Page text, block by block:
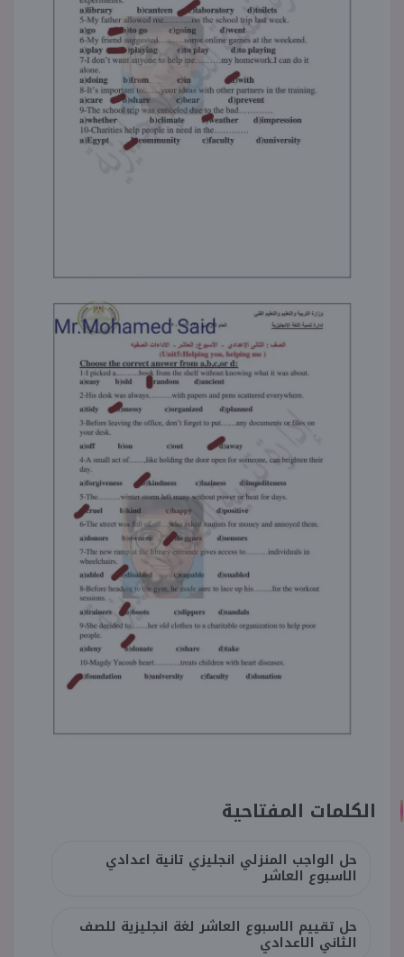
الكلمات المفتاحية
حل الواجب المنزلي انجليزي تانية اعدادي
الاسبوع العاشر
حل تقييم الاسبوع العاشر لغة انجليزية للصف
الثاني الاعدادي